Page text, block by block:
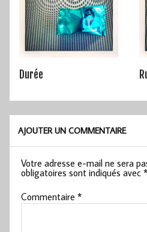
Durée
AJOUTER UN COMMENTAIRE
Votre adresse e-mail ne sera
obligatoires sont indiqués avec*
Commentaire*